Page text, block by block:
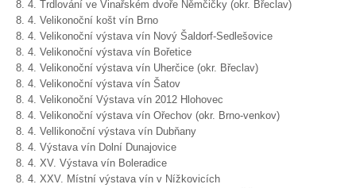
8. 4. Trdlování ve Vinařském dvoře Němčičky (okr. Břeclav)
8. 4. Velikonoční košt vín Brno
8. 4. Velikonoční výstava vín Nový Šaldorf-Sedlešovice
8. 4. Velikonoční výstava vín Bořetice
8. 4. Velikonoční výstava vín Uherčice (okr. Břeclav)
8. 4. Velikonoční výstava vín Šatov
8. 4. Velikonoční Výstava vín 2012 Hlohovec
8. 4. Velikonoční výstava vín Ořechov (okr. Brno-venkov)
8. 4. Vellikonoční výstava vín Dubňany
8. 4. Výstava vín Dolní Dunajovice
8. 4. XV. Výstava vín Boleradice
8. 4. XXV. Místní výstava vín v Nížkovicích